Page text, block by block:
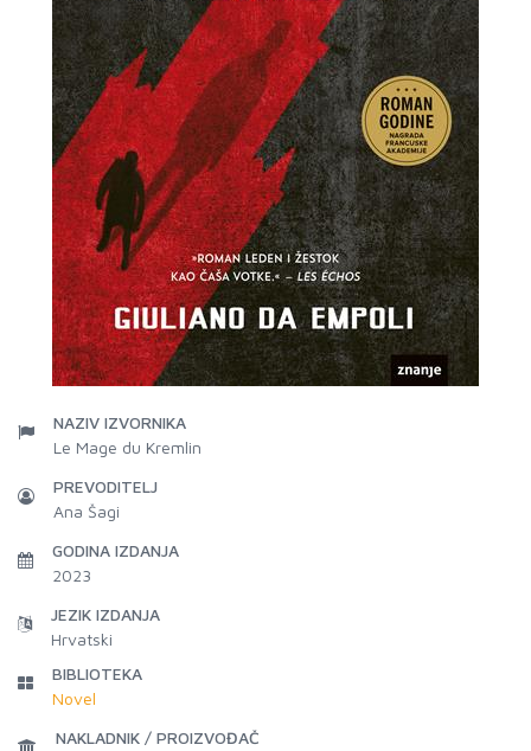
NAZIV IZVORNIKA
Le Mage du Kremlin
PREVODITELJ
Ana Šagi
GODINA IZDANJA
2023
JEZIK IZDANJA
Hrvatski
BIBLIOTEKA
Novel
NAKLADNIK / PROIZVOĐAČ